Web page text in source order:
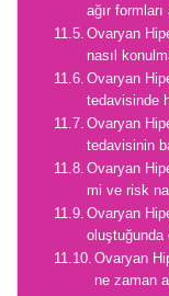
ağır
Ovaryan
nasıl
Ovaryan
tedavisinde
Ovaryan
tedavisinin
Ovaryan
mi ve risk
Ovaryan
oluştuğunda
Ovaryan
ne zaman